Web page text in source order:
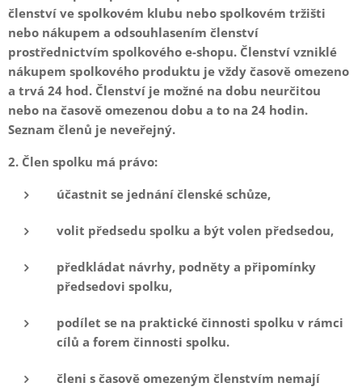
členství ve spolkovém klubu nebo spolkovém tržišti
nebo nákupem a odsouhlasením členství
prostřednictvím spolkového e-shopu. Členství vzniklé
nákupem spolkového produktu je vždy časově omezeno
a trvá 24 hod. Členství je možné na dobu neurčitou
nebo na časově omezenou dobu a to na 24 hodin.
Seznam členů je neveřejný.
2. Člen spolku má právo:
účastnit se jednání členské schůze,
volit předsedu spolku a být volen předsedou,
předkládat návrhy, podněty a připomínky
předsedovi spolku,
podílet se na praktické činnosti spolku v rámci
cílů a forem činnosti spolku.
členi s časově omezeným členstvím nemají